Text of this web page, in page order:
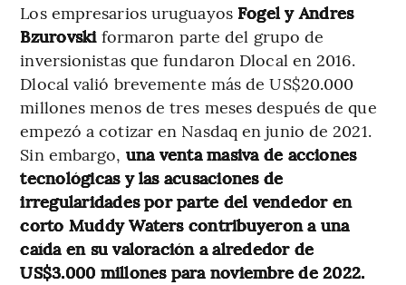
Los empresarios uruguayos Fogel y Andres
Bzurovskiformaron parte del grupo de
inversionistas que fundaron Dlocal en 2016.
Dlocal valió brevemente más de US$20.000
millones menos de tres meses después de que
empezó a cotizar en Nasdaq en junio de 2021.
Sin embargo, una venta masiva de acciones
tecnológicas y las acusaciones de
irregularidades por parte del vendedor en
corto Muddy Waters contribuyeron a una
caída en su valoración a alrededor de
US$3.000 millones para noviembre de 2022.